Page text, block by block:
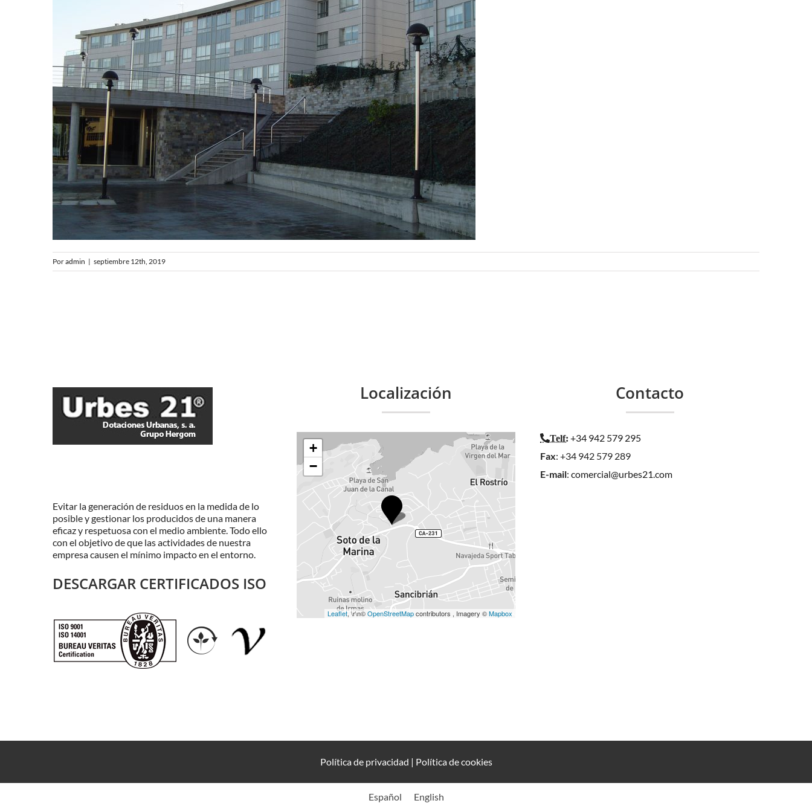
Poradmin | septiembre 12th, 2019
Evitar la generación de residuos en la medida de lo
posible y gestionar los producidos de una manera
eficaz y respetuosa con el medio ambiente. Todo ello
con el objetivo de que las actividades de nuestra
empresa causen el mínimo impacto en el entorno.
DESCARGAR CERTIFICADOS ISO
Localización
+
−
Leaflet, \r\n©OpenStreetMapcontributors , Imagery ©Mapbox
Contacto
Telf: +34 942 579 295
Fax: +34 942 579 289
E-mail:comercial@urbes21.com
Política de privacidad | Política de cookies
Español English